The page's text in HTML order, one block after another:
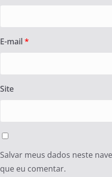
E-mail *
Site
Salvar meus dados neste
que eu comentar.